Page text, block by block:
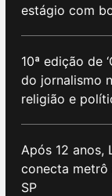
estágio com
10ª edição de
do jornalismo
religião e
Após 12 anos,
conecta metrô
SP